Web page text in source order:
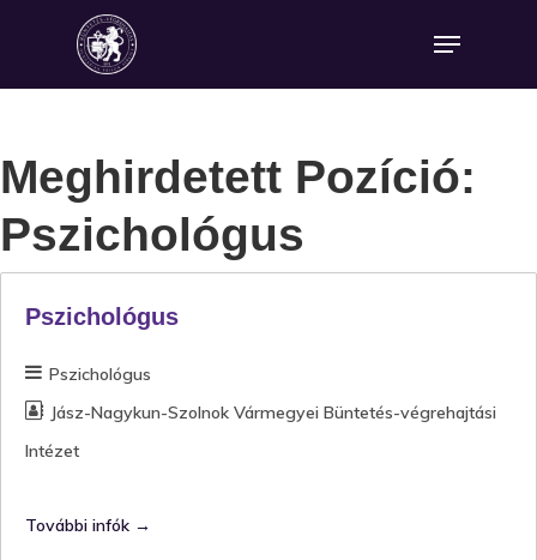
Meghirdetett Pozíció:
Pszichológus
Pszichológus
Pszichológus
Jász-Nagykun-Szolnok Vármegyei Büntetés-végrehajtási
Intézet
További infók